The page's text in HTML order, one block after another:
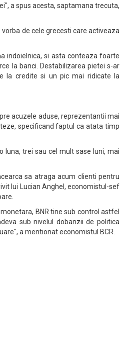
a spus acesta, saptamana trecuta,
de cele grecesti care activeaza
indoielnica, si asta conteaza foarte
la banci. Destabilizarea pietei s-ar
la credite si un pic mai ridicate la
acuzele aduse, reprezentantii mai
specificand faptul ca atata timp
luna, trei sau cel mult sase luni, mai
sa atraga acum clienti pentru
lui Lucian Anghel, economistul-sef
BNR tine sub control astfel
sub nivelul dobanzii de politica
a mentionat economistul BCR.